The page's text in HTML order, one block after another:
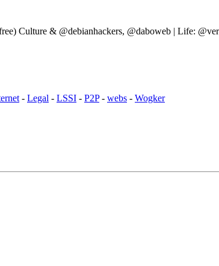
Culture & @debianhackers, @daboweb | Life:
- Legal - LSSI - P2P- webs - Wogker